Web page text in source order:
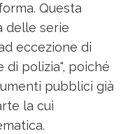
Questa
delle serie
eccezione di
di polizia", poiché
pubblici già
la cui